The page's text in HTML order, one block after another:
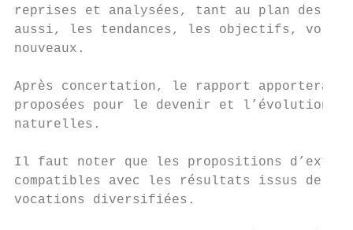
reprises et analysées, tant au plan des
aussi, les tendances, les objectifs,
nouveaux.
Après concertation, le rapport apportera
proposées pour le devenir et l’évolution
naturelles.
Il faut noter que les propositions
compatibles avec les résultats issus de
vocations diversifiées.